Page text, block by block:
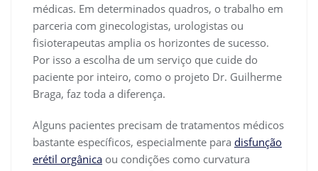
médicas. Em determinados quadros, o trabalho em
parceria com ginecologistas, urologistas ou
fisioterapeutas amplia os horizontes de sucesso.
Por isso a escolha de um serviço que cuide do
paciente por inteiro, como o projeto Dr. Guilherme
Braga, faz toda a diferença.
Alguns pacientes precisam de tratamentos médicos
bastante específicos, especialmente para disfunção
erétil orgânica ou condições como curvatura